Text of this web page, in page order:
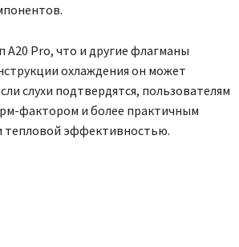
Pro, что и другие флагманы
охлаждения он может
слухи подтвердятся, пользователям
фактором и более практичным
тепловой эффективностью.